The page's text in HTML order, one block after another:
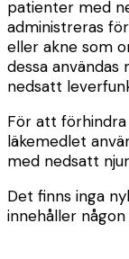
patienter med
administreras
eller akne som
dessa
nedsatt
För att
läkemedlet
med nedsatt
Det finns inga
innehåller